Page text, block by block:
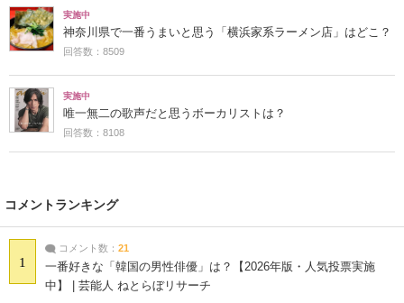
実施中
神奈川県で一番うまいと思う「横浜家系ラーメン店」はどこ？
回答数：8509
実施中
唯一無二の歌声だと思うボーカリストは？
回答数：8108
コメントランキング
1
コメント数： 21
一番好きな「韓国の男性俳優」は？【2026年版・人気投票実施
中】 | 芸能人 ねとらぼリサーチ